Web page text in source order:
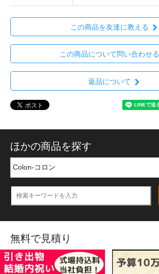
この商品を友達に教える
この商品について問い合わせる
返品について
ほかの商品を探す
無料で見積り